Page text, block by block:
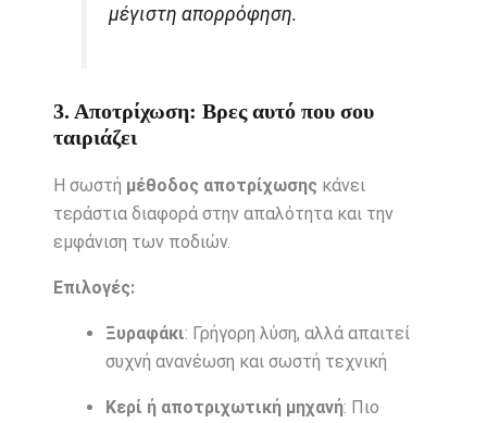
μέγιστη απορρόφηση.
3. Αποτρίχωση: Βρες αυτό που σου
ταιριάζει
Η σωστή μέθοδος αποτρίχωσης κάνει
τεράστια διαφορά στην απαλότητα και την
εμφάνιση των ποδιών.
Επιλογές:
Ξυραφάκι: Γρήγορη λύση, αλλά απαιτεί
συχνή ανανέωση και σωστή τεχνική
Κερί ή αποτριχωτική μηχανή: Πιο